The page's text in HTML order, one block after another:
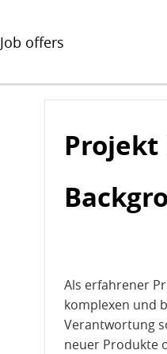
Job offers
Als erfahrener
komplexen und
Verantwortung
neuer Produkte